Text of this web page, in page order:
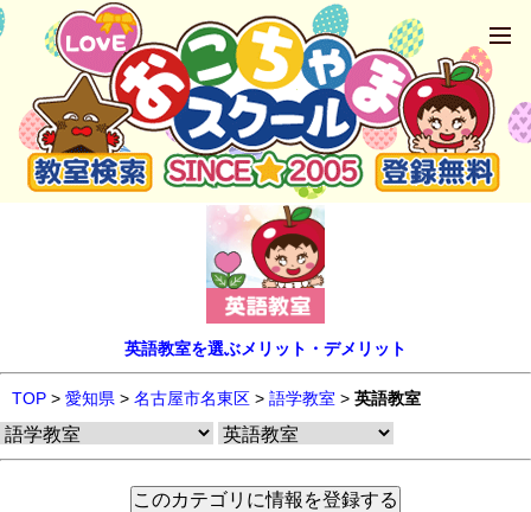
英語教室を選ぶメリット・デメリット
TOP > 愛知県 > 名古屋市名東区 > 語学教室 > 英語教室